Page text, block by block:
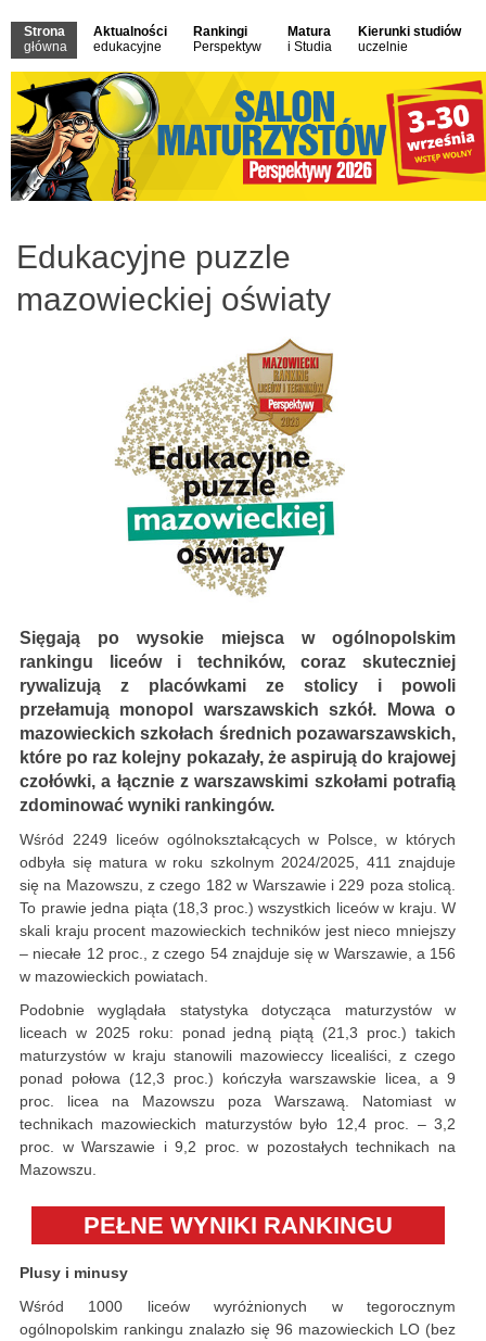
Strona
główna
Aktualności
edukacyjne
Rankingi
Perspektyw
Matura
i Studia
Kierunki studiów
uczelnie
Edukacyjne puzzle
mazowieckiej oświaty
Sięgają po wysokie miejsca w ogólnopolskim
rankingu liceów i techników, coraz skuteczniej
rywalizują z placówkami ze stolicy i powoli
przełamują monopol warszawskich szkół. Mowa o
mazowieckich szkołach średnich pozawarszawskich,
które po raz kolejny pokazały, że aspirują do krajowej
czołówki, a łącznie z warszawskimi szkołami potrafią
zdominować wyniki rankingów.
Wśród 2249 liceów ogólnokształcących w Polsce, w których
odbyła się matura w roku szkolnym 2024/2025, 411 znajduje
się na Mazowszu, z czego 182 w Warszawie i 229 poza stolicą.
To prawie jedna piąta (18,3 proc.) wszystkich liceów w kraju. W
skali kraju procent mazowieckich techników jest nieco mniejszy
– niecałe 12 proc., z czego 54 znajduje się w Warszawie, a 156
w mazowieckich powiatach.
Podobnie wyglądała statystyka dotycząca maturzystów w
liceach w 2025 roku: ponad jedną piątą (21,3 proc.) takich
maturzystów w kraju stanowili mazowieccy licealiści, z czego
ponad połowa (12,3 proc.) kończyła warszawskie licea, a 9
proc. licea na Mazowszu poza Warszawą. Natomiast w
technikach mazowieckich maturzystów było 12,4 proc. – 3,2
proc. w Warszawie i 9,2 proc. w pozostałych technikach na
Mazowszu.
PEŁNE WYNIKI RANKINGU
Plusy i minusy
Wśród 1000 liceów wyróżnionych w tegorocznym
ogólnopolskim rankingu znalazło się 96 mazowieckich LO (bez